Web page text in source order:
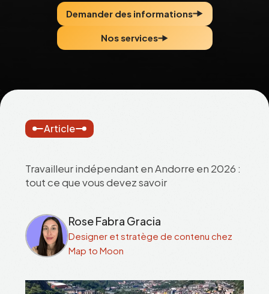
Demander des informations
Nos services
Article
Travailleur indépendant en Andorre en 2026 :
tout ce que vous devez savoir
Rose Fabra Gracia
Designer et stratège de contenu chez
Map to Moon